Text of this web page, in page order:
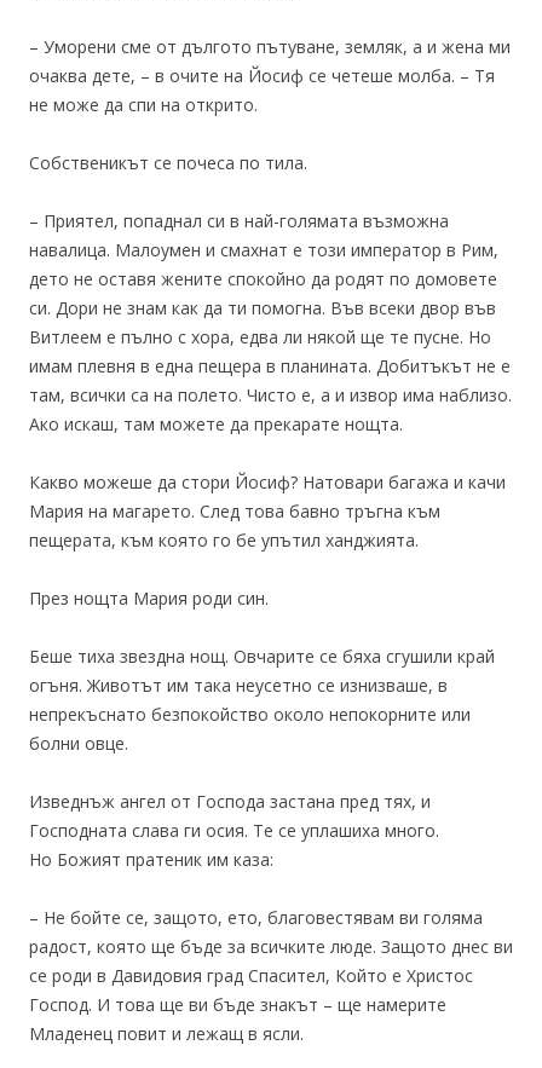
– Уморени сме от дългото пътуване, земляк, а и жена ми
очаква дете, – в очите на Йосиф се четеше молба. – Тя
не може да спи на открито.
Собственикът се почеса по тила.
– Приятел, попаднал си в най-голямата възможна
навалица. Малоумен и смахнат е този император в Рим,
дето не оставя жените спокойно да родят по домовете
си. Дори не знам как да ти помогна. Във всеки двор във
Витлеем е пълно с хора, едва ли някой ще те пусне. Но
имам плевня в една пещера в планината. Добитъкът не е
там, всички са на полето. Чисто е, а и извор има наблизо.
Ако искаш, там можете да прекарате нощта.
Какво можеше да стори Йосиф? Натовари багажа и качи
Мария на магарето. След това бавно тръгна към
пещерата, към която го бе упътил ханджията.
През нощта Мария роди син.
Беше тиха звездна нощ. Овчарите се бяха сгушили край
огъня. Животът им така неусетно се изнизваше, в
непрекъснато безпокойство около непокорните или
болни овце.
Изведнъж ангел от Господа застана пред тях, и
Господната слава ги осия. Те се уплашиха много.
Но Божият пратеник им каза:
– Не бойте се, защото, ето, благовестявам ви голяма
радост, която ще бъде за всичките люде. Защото днес ви
се роди в Давидовия град Спасител, Който е Христос
Господ. И това ще ви бъде знакът – ще намерите
Младенец повит и лежащ в ясли.